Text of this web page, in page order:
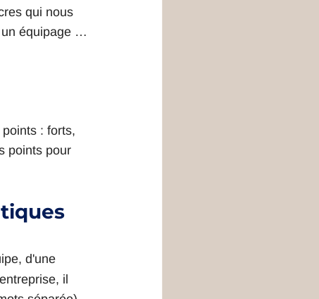
qui nous
un équipage …
: forts,
points pour
d'une
il